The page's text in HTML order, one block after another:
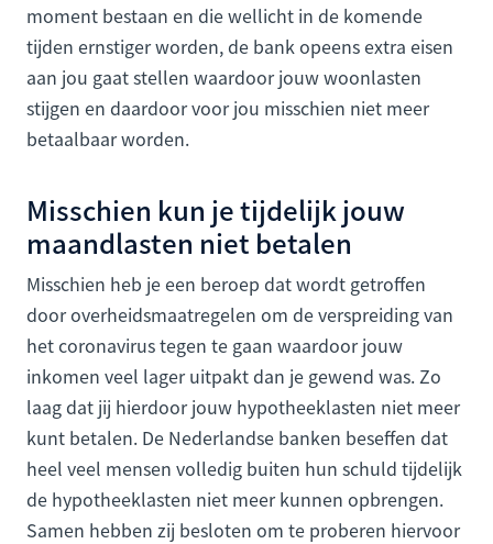
moment bestaan en die wellicht in de komende
tijden ernstiger worden, de bank opeens extra eisen
aan jou gaat stellen waardoor jouw woonlasten
stijgen en daardoor voor jou misschien niet meer
betaalbaar worden.
Misschien kun je tijdelijk jouw
maandlasten niet betalen
Misschien heb je een beroep dat wordt getroffen
door overheidsmaatregelen om de verspreiding van
het coronavirus tegen te gaan waardoor jouw
inkomen veel lager uitpakt dan je gewend was. Zo
laag dat jij hierdoor jouw hypotheeklasten niet meer
kunt betalen. De Nederlandse banken beseffen dat
heel veel mensen volledig buiten hun schuld tijdelijk
de hypotheeklasten niet meer kunnen opbrengen.
Samen hebben zij besloten om te proberen hiervoor